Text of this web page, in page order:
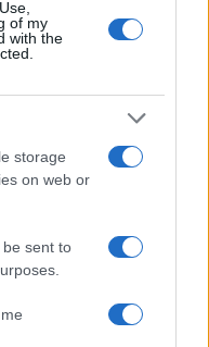
of my
with the
storage
on web or
sent to
απάτης, κατά
έναν αξιόπιστο
επιχειρεί να
αποκαλύψει